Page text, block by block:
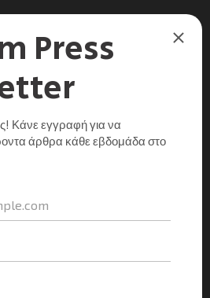
Κύπρου για την κρουαζιέρα
και η στενή συνεργασία για
προγραμμάτων συζητήθηκαν
διαβούλευση που οργάνωσε η
στην οποία συμμετείχε ο […]
Viber